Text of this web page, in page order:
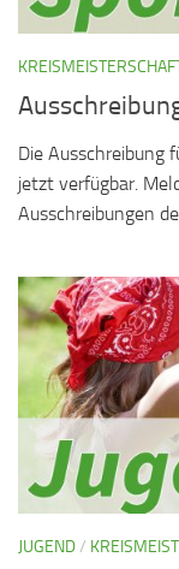
Die Ausschreibung
jetzt verfügbar.
Ausschreibungen
JUGEND/